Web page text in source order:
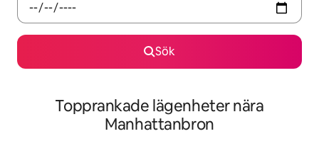
Sök
Topprankade lägenheter nära
Manhattanbron